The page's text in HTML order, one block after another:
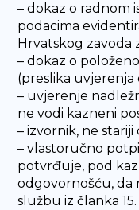
– dokaz o radnom
podacima
Hrvatskog zavoda
– dokaz o
(preslika uvjerenja
– uvjerenje
ne vodi kazneni
– izvornik, ne stariji
– vlastoručno
potvrđuje, pod
odgovornošću, da
službu iz članka 15.